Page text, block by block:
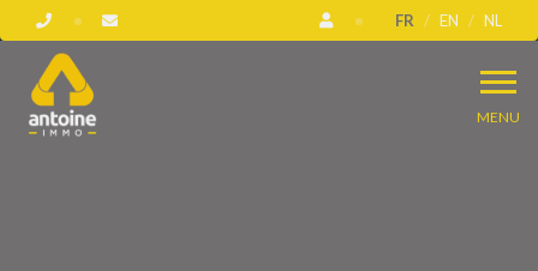
FR EN NL
MENU